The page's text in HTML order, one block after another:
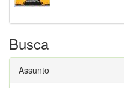
Busca
Assunto